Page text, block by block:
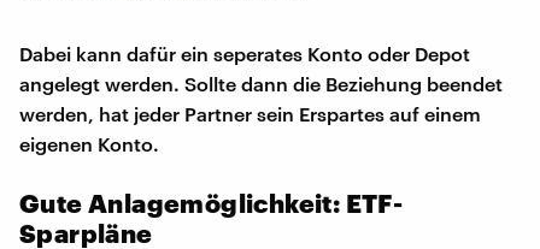
Dabei kann dafür ein seperates Konto oder Depot
angelegt werden. Sollte dann die Beziehung beendet
werden, hat jeder Partner sein Erspartes auf einem
eigenen Konto.
Gute Anlagemöglichkeit: ETF-
Sparpläne